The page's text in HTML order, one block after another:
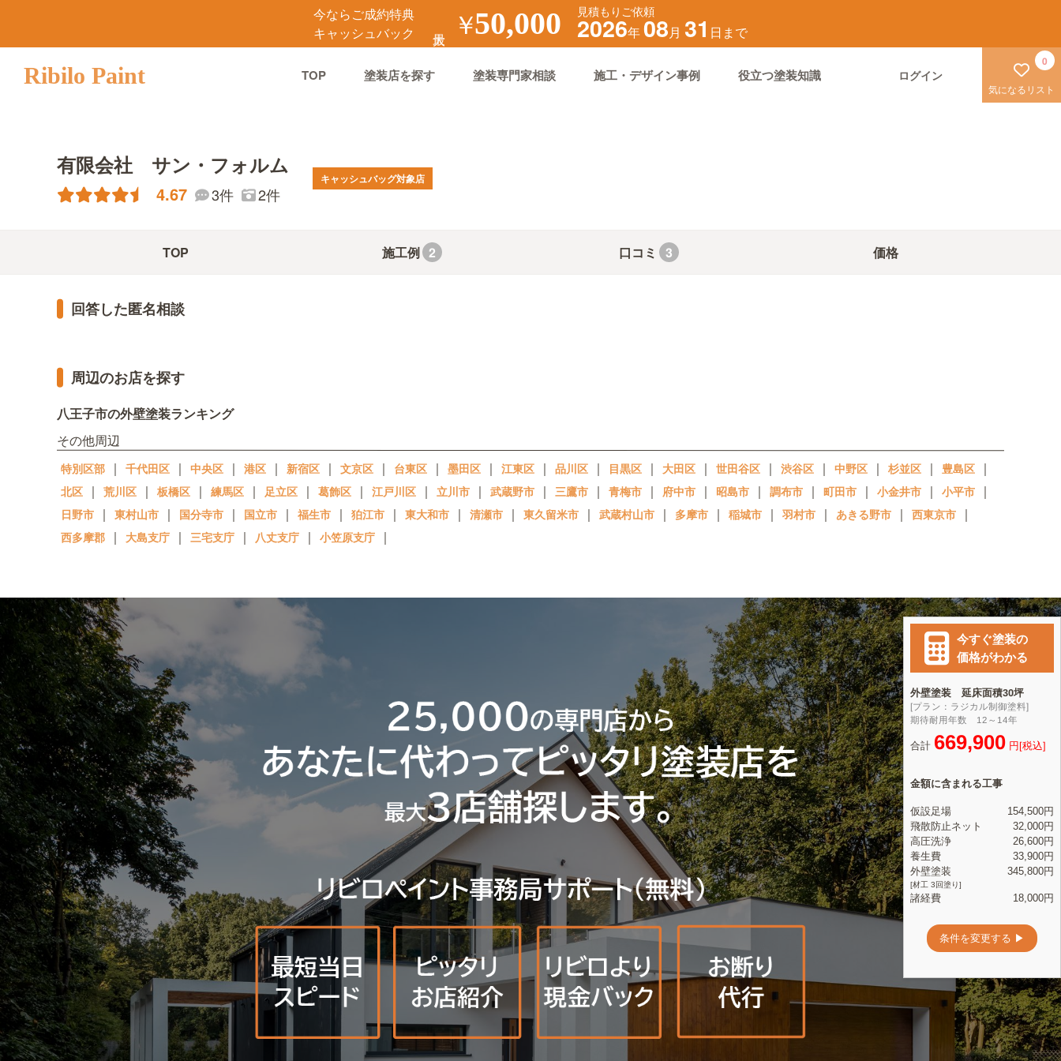
今ならご成約特典
キャッシュバック
￥50,000 見積もりご依頼
2026年08月 31 日まで
Ribilo Paint TOP 塗装店を探す 塗装専門家相談 施工・デザイン事例 役立つ塗装知識 ログイン
気になるリスト
0
有限会社 サン・フォルム
4.67 3件 2件
キャッシュバッグ対象店
TOP 施工例 2 口コミ 3 価格
回答した匿名相談
周辺のお店を探す
八王子市の外壁塗装ランキング
その他周辺
特別区部 ｜ 千代田区 ｜ 中央区 ｜ 港区 ｜ 新宿区 ｜ 文京区 ｜ 台東区 ｜ 墨田区 ｜ 江東区 ｜ 品川区 ｜ 目黒区 ｜ 大田区 ｜ 世田谷区 ｜ 渋谷区 ｜ 中野区 ｜ 杉並区 ｜ 豊島区 ｜
北区 ｜ 荒川区 ｜ 板橋区 ｜ 練馬区 ｜ 足立区 ｜ 葛飾区 ｜ 江戸川区 ｜ 立川市 ｜ 武蔵野市 ｜ 三鷹市 ｜ 青梅市 ｜ 府中市 ｜ 昭島市 ｜ 調布市 ｜ 町田市 ｜ 小金井市 ｜ 小平市 ｜
日野市 ｜ 東村山市 ｜ 国分寺市 ｜ 国立市 ｜ 福生市 ｜ 狛江市 ｜ 東大和市 ｜ 清瀬市 ｜ 東久留米市 ｜ 武蔵村山市 ｜ 多摩市 ｜ 稲城市 ｜ 羽村市 ｜ あきる野市 ｜ 西東京市 ｜
西多摩郡 ｜ 大島支庁 ｜ 三宅支庁 ｜ 八丈支庁 ｜ 小笠原支庁 ｜